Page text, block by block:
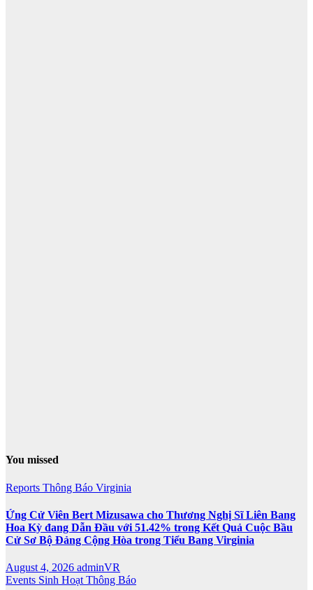
You missed
Reports Thông Báo Virginia
Ứng Cử Viên Bert Mizusawa cho Thương Nghị Sĩ Liên Bang
Hoa Kỳ đang Dẫn Đầu với 51.42% trong Kết Quả Cuộc Bầu
Cử Sơ Bộ Đảng Cộng Hòa trong Tiểu Bang Virginia
August 4, 2026 adminVR
Events Sinh Hoạt Thông Báo